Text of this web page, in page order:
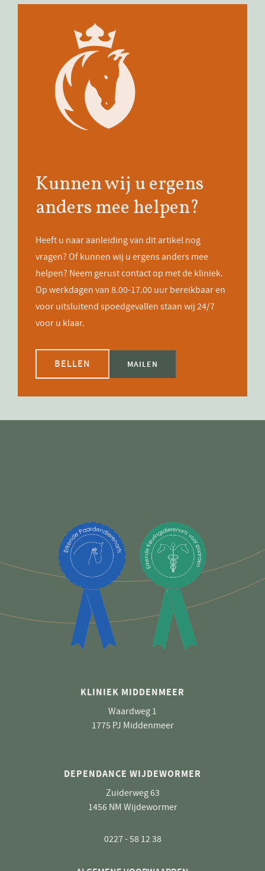
Kunnen wij u ergens
anders mee helpen?
Heeft u naar aanleiding van dit artikel nog
vragen? Of kunnen wij u ergens anders mee
helpen? Neem gerust contact op met de kliniek.
Op werkdagen van 8.00-17.00 uur bereikbaar en
voor uitsluitend spoedgevallen staan wij 24/7
voor u klaar.
BELLEN MAILEN
KLINIEK MIDDENMEER
Waardweg 1
1775 PJ Middenmeer
0227 - 58 12 38
DEPENDANCE WIJDEWORMER
Zuiderweg 63
1456 NM Wijdewormer